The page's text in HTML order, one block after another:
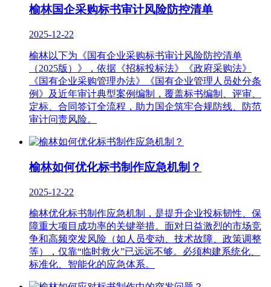
榆林国企采购标书审计风险防控清单
2025-12-22
榆林以下为《国有企业采购标书审计风险防控清单
（2025版）》，依据《招标投标法》《政府采购法》
《国有企业采购管理办法》《国有企业管理人员处分条
例》及近年审计典型案例编制，覆盖标书编制、评审、
定标、合同签订全流程，助力国企筑牢合规防线、防范
审计问责风险。
榆林如何优化标书制作应急机制？
2025-12-22
榆林优化标书制作应急机制，是提升企业投标韧性、保
障重大项目成功率的关键举措。面对日益激烈的市场竞
争和高频突发风险（如人员变动、技术故障、政策调整
等），仅靠“临时救火”已远远不够。必须构建系统化、
标准化、智能化的应急体系。